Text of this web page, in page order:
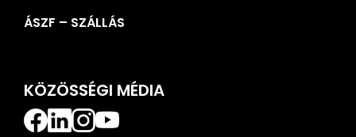
ÁSZF – SZÁLLÁS
KÖZÖSSÉGI MÉDIA